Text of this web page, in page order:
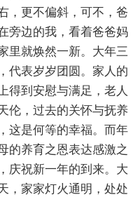
，更不偏斜，可不，爸
旁边的我，看着爸爸妈
里就焕然一新。大年三
代表岁岁团圆。家人的
得到安慰与满足，老人
伦，过去的关怀与抚养
这是何等的幸福。而年
的养育之恩表达感激之
庆祝新一年的到来。大
，家家灯火通明，处处